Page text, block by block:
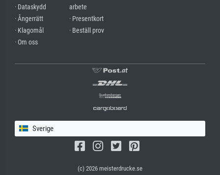
· Dataskydd
· Ångerrätt
· Klagomål
· Om oss
arbete
· Presentkort
· Beställ prov
Sverige
(c) 2026 meisterdrucke.se